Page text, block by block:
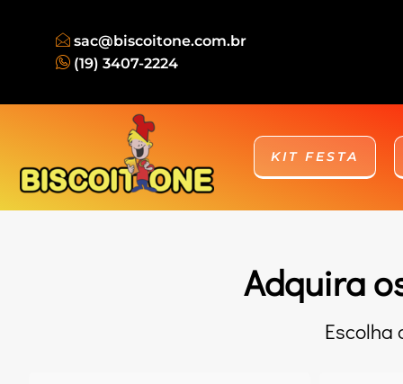
sac@biscoitone.com.br
(19) 3407-2224
KIT FESTA
Adquira
Escolha